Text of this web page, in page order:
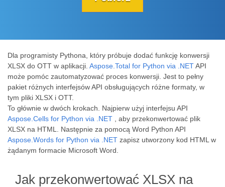
Dla programisty Pythona, który próbuje dodać funkcję konwersji
XLSX do OTT w aplikacji. Aspose.Total for Python via .NETAPI
może pomóc zautomatyzować proces konwersji. Jest to pełny
pakiet różnych interfejsów API obsługujących różne formaty, w
tym pliki XLSX i OTT.
To głównie w dwóch krokach. Najpierw użyj interfejsu API
Aspose.Cells for Python via .NET , aby przekonwertować plik
XLSX na HTML. Następnie za pomocą Word Python API
Aspose.Words for Python via .NET zapisz utworzony kod HTML w
żądanym formacie Microsoft Word.
Jak przekonwertować XLSX na